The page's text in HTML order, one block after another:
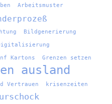
Arbeitsmuster
Bildgenerierung
Kartons Grenzen setzen
ausland
Vertrauen krisenzeiten